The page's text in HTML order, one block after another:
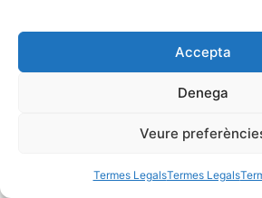
Accepta
Denega
Veure
Termes LegalsTermes Legals